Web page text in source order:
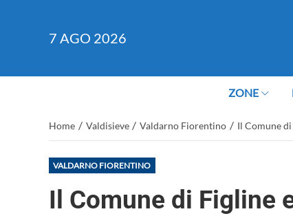
7 AGO 2026
ZONE
Home / Valdisieve / Valdarno Fiorentino / Il Comune
VALDARNO FIORENTINO
Il Comune di Figline